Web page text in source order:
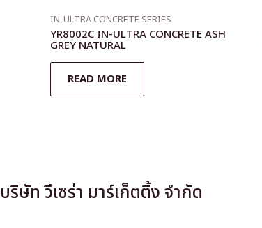
IN-ULTRA CONCRETE SERIES
YR8002C IN-ULTRA CONCRETE ASH
GREY NATURAL
READ MORE
บริษัท วีเซร่า มาร์เก็ตติ้ง จำกัด